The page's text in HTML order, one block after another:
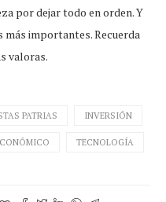
por dejar todo en orden. Y
importantes. Recuerda
valoras.
PATRIAS INVERSIÓN
TECNOLOGÍA